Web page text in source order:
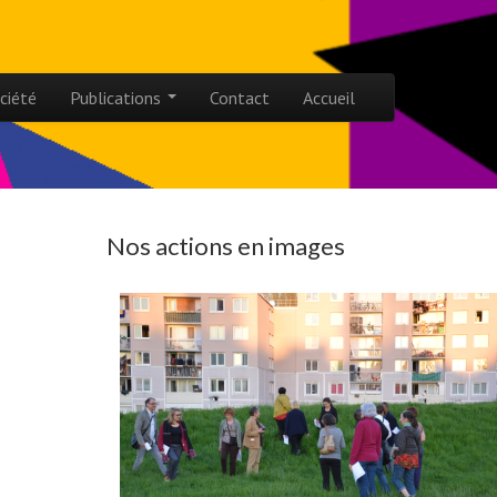
Publications Contact Accueil
Nos actions en images